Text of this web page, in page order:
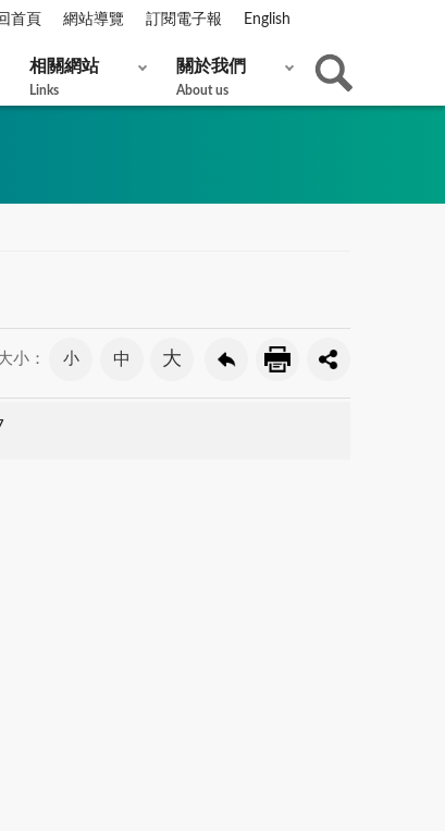
首頁 網站導覽 訂閱電子報 English
相關網站
Links
關於我們
About us
小： 小 中 大